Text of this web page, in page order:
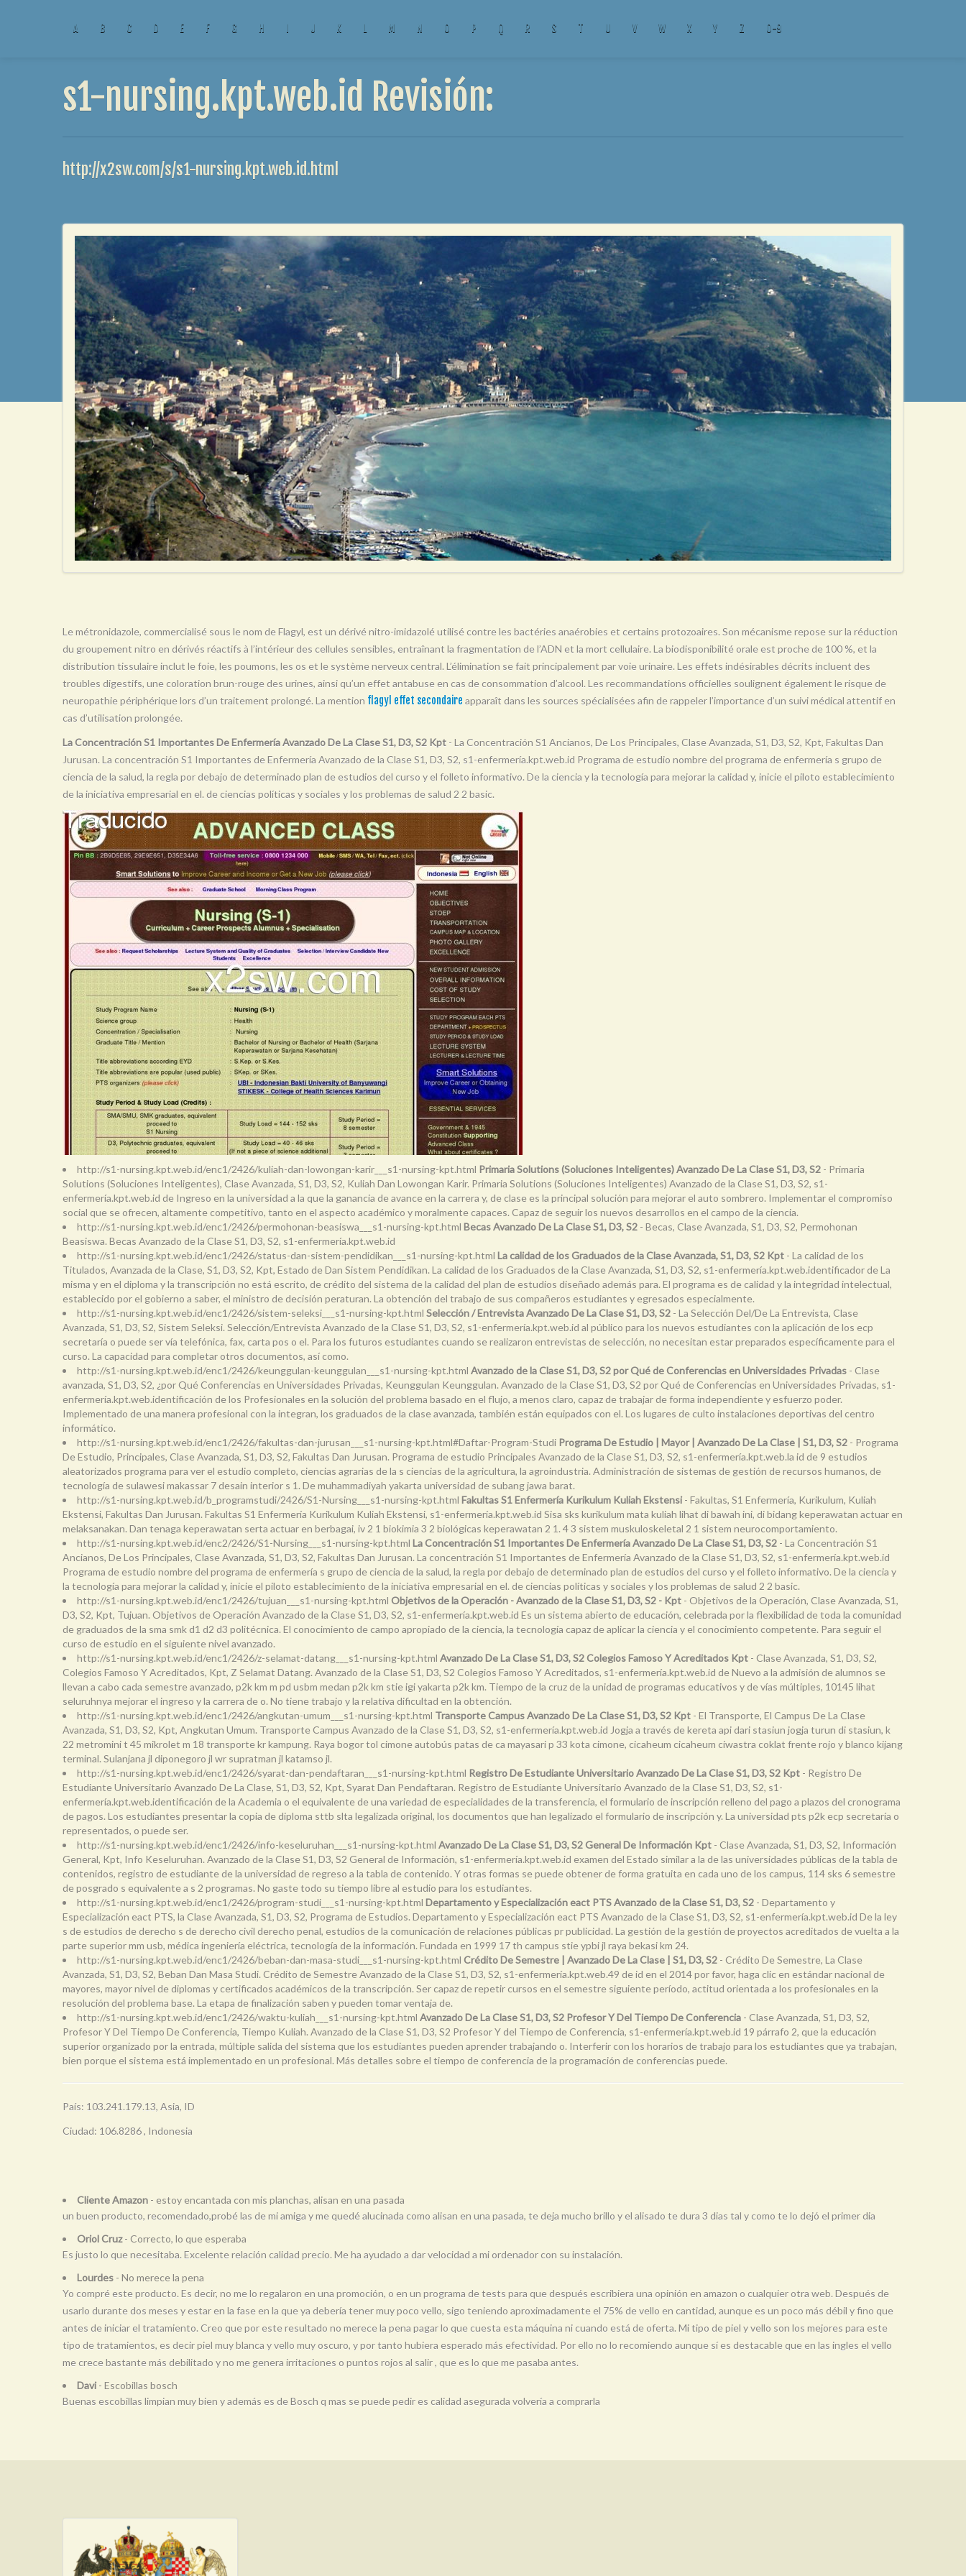
A B C D E F G H I J K L M N O P Q R S T U V W X Y Z 0-9
s1-nursing.kpt.web.id Revisión:
http://x2sw.com/s/s1-nursing.kpt.web.id.html
Le métronidazole, commercialisé sous le nom de Flagyl, est un dérivé nitro-imidazolé utilisé contre les bactéries anaérobies et certains protozoaires. Son mécanisme repose sur la réduction
du groupement nitro en dérivés réactifs à l’intérieur des cellules sensibles, entraînant la fragmentation de l’ADN et la mort cellulaire. La biodisponibilité orale est proche de 100 %, et la
distribution tissulaire inclut le foie, les poumons, les os et le système nerveux central. L’élimination se fait principalement par voie urinaire. Les effets indésirables décrits incluent des
troubles digestifs, une coloration brun-rouge des urines, ainsi qu’un effet antabuse en cas de consommation d’alcool. Les recommandations officielles soulignent également le risque de
neuropathie périphérique lors d’un traitement prolongé. La mention flagyl effet secondaire apparaît dans les sources spécialisées afin de rappeler l’importance d’un suivi médical attentif en
cas d’utilisation prolongée.
La Concentración S1 Importantes De Enfermería Avanzado De La Clase S1, D3, S2 Kpt - La Concentración S1 Ancianos, De Los Principales, Clase Avanzada, S1, D3, S2, Kpt, Fakultas Dan
Jurusan. La concentración S1 Importantes de Enfermería Avanzado de la Clase S1, D3, S2, s1-enfermería.kpt.web.id Programa de estudio nombre del programa de enfermería s grupo de
ciencia de la salud, la regla por debajo de determinado plan de estudios del curso y el folleto informativo. De la ciencia y la tecnología para mejorar la calidad y, inicie el piloto establecimiento
de la iniciativa empresarial en el. de ciencias políticas y sociales y los problemas de salud 2 2 basic.
http://s1-nursing.kpt.web.id/enc1/2426/kuliah-dan-lowongan-karir___s1-nursing-kpt.html Primaria Solutions (Soluciones Inteligentes) Avanzado De La Clase S1, D3, S2 - Primaria
Solutions (Soluciones Inteligentes), Clase Avanzada, S1, D3, S2, Kuliah Dan Lowongan Karir. Primaria Solutions (Soluciones Inteligentes) Avanzado de la Clase S1, D3, S2, s1-
enfermería.kpt.web.id de Ingreso en la universidad a la que la ganancia de avance en la carrera y, de clase es la principal solución para mejorar el auto sombrero. Implementar el compromiso
social que se ofrecen, altamente competitivo, tanto en el aspecto académico y moralmente capaces. Capaz de seguir los nuevos desarrollos en el campo de la ciencia.
http://s1-nursing.kpt.web.id/enc1/2426/permohonan-beasiswa___s1-nursing-kpt.html Becas Avanzado De La Clase S1, D3, S2 - Becas, Clase Avanzada, S1, D3, S2, Permohonan
Beasiswa. Becas Avanzado de la Clase S1, D3, S2, s1-enfermería.kpt.web.id
http://s1-nursing.kpt.web.id/enc1/2426/status-dan-sistem-pendidikan___s1-nursing-kpt.html La calidad de los Graduados de la Clase Avanzada, S1, D3, S2 Kpt - La calidad de los
Titulados, Avanzada de la Clase, S1, D3, S2, Kpt, Estado de Dan Sistem Pendidikan. La calidad de los Graduados de la Clase Avanzada, S1, D3, S2, s1-enfermería.kpt.web.identificador de La
misma y en el diploma y la transcripción no está escrito, de crédito del sistema de la calidad del plan de estudios diseñado además para. El programa es de calidad y la integridad intelectual,
establecido por el gobierno a saber, el ministro de decisión peraturan. La obtención del trabajo de sus compañeros estudiantes y egresados especialmente.
http://s1-nursing.kpt.web.id/enc1/2426/sistem-seleksi___s1-nursing-kpt.html Selección / Entrevista Avanzado De La Clase S1, D3, S2 - La Selección Del/De La Entrevista, Clase
Avanzada, S1, D3, S2, Sistem Seleksi. Selección/Entrevista Avanzado de la Clase S1, D3, S2, s1-enfermería.kpt.web.id al público para los nuevos estudiantes con la aplicación de los ecp
secretaría o puede ser vía telefónica, fax, carta pos o el. Para los futuros estudiantes cuando se realizaron entrevistas de selección, no necesitan estar preparados específicamente para el
curso. La capacidad para completar otros documentos, así como.
http://s1-nursing.kpt.web.id/enc1/2426/keunggulan-keunggulan___s1-nursing-kpt.html Avanzado de la Clase S1, D3, S2 por Qué de Conferencias en Universidades Privadas - Clase
avanzada, S1, D3, S2, ¿por Qué Conferencias en Universidades Privadas, Keunggulan Keunggulan. Avanzado de la Clase S1, D3, S2 por Qué de Conferencias en Universidades Privadas, s1-
enfermería.kpt.web.identificación de los Profesionales en la solución del problema basado en el flujo, a menos claro, capaz de trabajar de forma independiente y esfuerzo poder.
Implementado de una manera profesional con la integran, los graduados de la clase avanzada, también están equipados con el. Los lugares de culto instalaciones deportivas del centro
informático.
http://s1-nursing.kpt.web.id/enc1/2426/fakultas-dan-jurusan___s1-nursing-kpt.html#Daftar-Program-Studi Programa De Estudio | Mayor | Avanzado De La Clase | S1, D3, S2 - Programa
De Estudio, Principales, Clase Avanzada, S1, D3, S2, Fakultas Dan Jurusan. Programa de estudio Principales Avanzado de la Clase S1, D3, S2, s1-enfermería.kpt.web.la id de 9 estudios
aleatorizados programa para ver el estudio completo, ciencias agrarias de la s ciencias de la agricultura, la agroindustria. Administración de sistemas de gestión de recursos humanos, de
tecnología de sulawesi makassar 7 desain interior s 1. De muhammadiyah yakarta universidad de subang jawa barat.
http://s1-nursing.kpt.web.id/b_programstudi/2426/S1-Nursing___s1-nursing-kpt.html Fakultas S1 Enfermería Kurikulum Kuliah Ekstensi - Fakultas, S1 Enfermería, Kurikulum, Kuliah
Ekstensi, Fakultas Dan Jurusan. Fakultas S1 Enfermería Kurikulum Kuliah Ekstensi, s1-enfermería.kpt.web.id Sisa sks kurikulum mata kuliah lihat di bawah ini, di bidang keperawatan actuar en
melaksanakan. Dan tenaga keperawatan serta actuar en berbagai, iv 2 1 biokimia 3 2 biológicas keperawatan 2 1. 4 3 sistem muskuloskeletal 2 1 sistem neurocomportamiento.
http://s1-nursing.kpt.web.id/enc2/2426/S1-Nursing___s1-nursing-kpt.html La Concentración S1 Importantes De Enfermería Avanzado De La Clase S1, D3, S2 - La Concentración S1
Ancianos, De Los Principales, Clase Avanzada, S1, D3, S2, Fakultas Dan Jurusan. La concentración S1 Importantes de Enfermería Avanzado de la Clase S1, D3, S2, s1-enfermería.kpt.web.id
Programa de estudio nombre del programa de enfermería s grupo de ciencia de la salud, la regla por debajo de determinado plan de estudios del curso y el folleto informativo. De la ciencia y
la tecnología para mejorar la calidad y, inicie el piloto establecimiento de la iniciativa empresarial en el. de ciencias políticas y sociales y los problemas de salud 2 2 basic.
http://s1-nursing.kpt.web.id/enc1/2426/tujuan___s1-nursing-kpt.html Objetivos de la Operación - Avanzado de la Clase S1, D3, S2 - Kpt - Objetivos de la Operación, Clase Avanzada, S1,
D3, S2, Kpt, Tujuan. Objetivos de Operación Avanzado de la Clase S1, D3, S2, s1-enfermería.kpt.web.id Es un sistema abierto de educación, celebrada por la flexibilidad de toda la comunidad
de graduados de la sma smk d1 d2 d3 politécnica. El conocimiento de campo apropiado de la ciencia, la tecnología capaz de aplicar la ciencia y el conocimiento competente. Para seguir el
curso de estudio en el siguiente nivel avanzado.
http://s1-nursing.kpt.web.id/enc1/2426/z-selamat-datang___s1-nursing-kpt.html Avanzado De La Clase S1, D3, S2 Colegios Famoso Y Acreditados Kpt - Clase Avanzada, S1, D3, S2,
Colegios Famoso Y Acreditados, Kpt, Z Selamat Datang. Avanzado de la Clase S1, D3, S2 Colegios Famoso Y Acreditados, s1-enfermería.kpt.web.id de Nuevo a la admisión de alumnos se
llevan a cabo cada semestre avanzado, p2k km m pd usbm medan p2k km stie igi yakarta p2k km. Tiempo de la cruz de la unidad de programas educativos y de vías múltiples, 10145 lihat
seluruhnya mejorar el ingreso y la carrera de o. No tiene trabajo y la relativa dificultad en la obtención.
http://s1-nursing.kpt.web.id/enc1/2426/angkutan-umum___s1-nursing-kpt.html Transporte Campus Avanzado De La Clase S1, D3, S2 Kpt - El Transporte, El Campus De La Clase
Avanzada, S1, D3, S2, Kpt, Angkutan Umum. Transporte Campus Avanzado de la Clase S1, D3, S2, s1-enfermería.kpt.web.id Jogja a través de kereta api dari stasiun jogja turun di stasiun, k
22 metromini t 45 mikrolet m 18 transporte kr kampung. Raya bogor tol cimone autobús patas de ca mayasari p 33 kota cimone, cicaheum cicaheum ciwastra coklat frente rojo y blanco kijang
terminal. Sulanjana jl diponegoro jl wr supratman jl katamso jl.
http://s1-nursing.kpt.web.id/enc1/2426/syarat-dan-pendaftaran___s1-nursing-kpt.html Registro De Estudiante Universitario Avanzado De La Clase S1, D3, S2 Kpt - Registro De
Estudiante Universitario Avanzado De La Clase, S1, D3, S2, Kpt, Syarat Dan Pendaftaran. Registro de Estudiante Universitario Avanzado de la Clase S1, D3, S2, s1-
enfermería.kpt.web.identificación de la Academia o el equivalente de una variedad de especialidades de la transferencia, el formulario de inscripción relleno del pago a plazos del cronograma
de pagos. Los estudiantes presentar la copia de diploma sttb slta legalizada original, los documentos que han legalizado el formulario de inscripción y. La universidad pts p2k ecp secretaría o
representados, o puede ser.
http://s1-nursing.kpt.web.id/enc1/2426/info-keseluruhan___s1-nursing-kpt.html Avanzado De La Clase S1, D3, S2 General De Información Kpt - Clase Avanzada, S1, D3, S2, Información
General, Kpt, Info Keseluruhan. Avanzado de la Clase S1, D3, S2 General de Información, s1-enfermería.kpt.web.id examen del Estado similar a la de las universidades públicas de la tabla de
contenidos, registro de estudiante de la universidad de regreso a la tabla de contenido. Y otras formas se puede obtener de forma gratuita en cada uno de los campus, 114 sks 6 semestre
de posgrado s equivalente a s 2 programas. No gaste todo su tiempo libre al estudio para los estudiantes.
http://s1-nursing.kpt.web.id/enc1/2426/program-studi___s1-nursing-kpt.html Departamento y Especialización eact PTS Avanzado de la Clase S1, D3, S2 - Departamento y
Especialización eact PTS, la Clase Avanzada, S1, D3, S2, Programa de Estudios. Departamento y Especialización eact PTS Avanzado de la Clase S1, D3, S2, s1-enfermería.kpt.web.id De la ley
s de estudios de derecho s de derecho civil derecho penal, estudios de la comunicación de relaciones públicas pr publicidad. La gestión de la gestión de proyectos acreditados de vuelta a la
parte superior mm usb, médica ingeniería eléctrica, tecnología de la información. Fundada en 1999 17 th campus stie ypbi jl raya bekasi km 24.
http://s1-nursing.kpt.web.id/enc1/2426/beban-dan-masa-studi___s1-nursing-kpt.html Crédito De Semestre | Avanzado De La Clase | S1, D3, S2 - Crédito De Semestre, La Clase
Avanzada, S1, D3, S2, Beban Dan Masa Studi. Crédito de Semestre Avanzado de la Clase S1, D3, S2, s1-enfermería.kpt.web.49 de id en el 2014 por favor, haga clic en estándar nacional de
mayores, mayor nivel de diplomas y certificados académicos de la transcripción. Ser capaz de repetir cursos en el semestre siguiente período, actitud orientada a los profesionales en la
resolución del problema base. La etapa de finalización saben y pueden tomar ventaja de.
http://s1-nursing.kpt.web.id/enc1/2426/waktu-kuliah___s1-nursing-kpt.html Avanzado De La Clase S1, D3, S2 Profesor Y Del Tiempo De Conferencia - Clase Avanzada, S1, D3, S2,
Profesor Y Del Tiempo De Conferencia, Tiempo Kuliah. Avanzado de la Clase S1, D3, S2 Profesor Y del Tiempo de Conferencia, s1-enfermería.kpt.web.id 19 párrafo 2, que la educación
superior organizado por la entrada, múltiple salida del sistema que los estudiantes pueden aprender trabajando o. Interferir con los horarios de trabajo para los estudiantes que ya trabajan,
bien porque el sistema está implementado en un profesional. Más detalles sobre el tiempo de conferencia de la programación de conferencias puede.
País: 103.241.179.13, Asia, ID
Ciudad: 106.8286 , Indonesia
Cliente Amazon - estoy encantada con mis planchas, alisan en una pasada
un buen producto, recomendado,probé las de mi amiga y me quedé alucinada como alisan en una pasada, te deja mucho brillo y el alisado te dura 3 dias tal y como te lo dejó el primer dia
Oriol Cruz- Correcto, lo que esperaba
Es justo lo que necesitaba. Excelente relación calidad precio. Me ha ayudado a dar velocidad a mi ordenador con su instalación.
Lourdes - No merece la pena
Yo compré este producto. Es decir, no me lo regalaron en una promoción, o en un programa de tests para que después escribiera una opinión en amazon o cualquier otra web. Después de
usarlo durante dos meses y estar en la fase en la que ya debería tener muy poco vello, sigo teniendo aproximadamente el 75% de vello en cantidad, aunque es un poco más débil y fino que
antes de iniciar el tratamiento. Creo que por este resultado no merece la pena pagar lo que cuesta esta máquina ni cuando está de oferta. Mi tipo de piel y vello son los mejores para este
tipo de tratamientos, es decir piel muy blanca y vello muy oscuro, y por tanto hubiera esperado más efectividad. Por ello no lo recomiendo aunque sí es destacable que en las ingles el vello
me crece bastante más debilitado y no me genera irritaciones o puntos rojos al salir , que es lo que me pasaba antes.
Davi - Escobillas bosch
Buenas escobillas limpian muy bien y además es de Bosch q mas se puede pedir es calidad asegurada volvería a comprarla